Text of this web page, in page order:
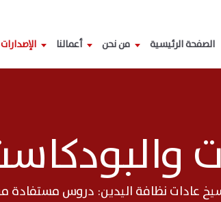
الصفحة الرئيسية من نحن أعمالنا الإصدارات
عادات نظافة اليدين: دروس مستفادة